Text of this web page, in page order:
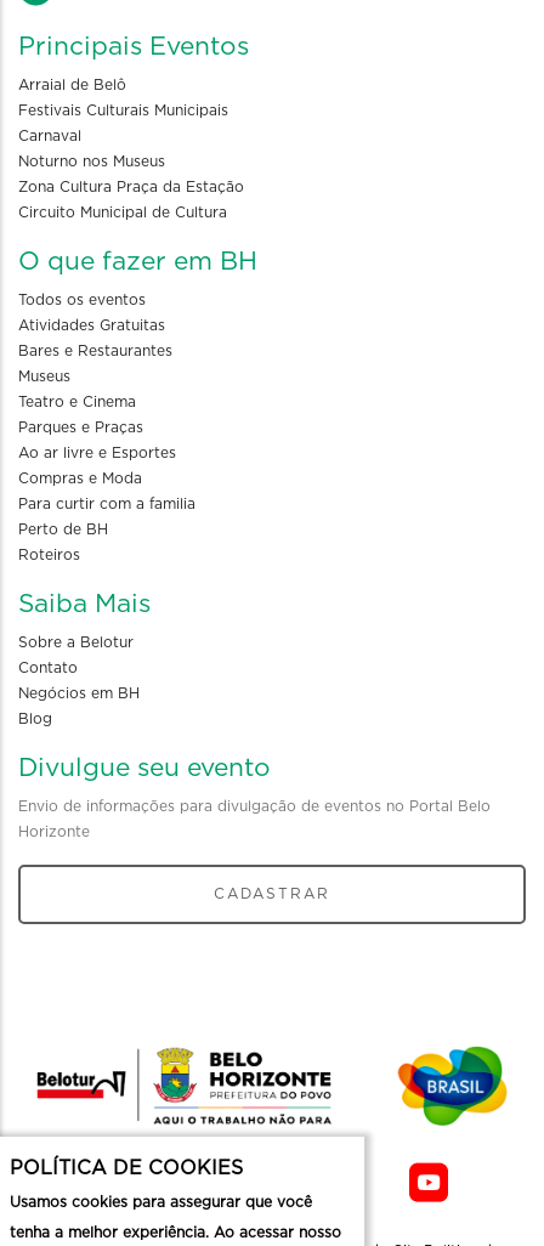
Principais Eventos
Arraial de Belô
Festivais Culturais Municipais
Carnaval
Noturno nos Museus
Zona Cultura Praça da Estação
Circuito Municipal de Cultura
O que fazer em BH
Todos os eventos
Atividades Gratuitas
Bares e Restaurantes
Museus
Teatro e Cinema
Parques e Praças
Ao ar livre e Esportes
Compras e Moda
Para curtir com a familia
Perto de BH
Roteiros
Saiba Mais
Sobre a Belotur
Contato
Negócios em BH
Blog
Divulgue seu evento
Envio de informações para divulgação de eventos no Portal Belo
Horizonte
CADASTRAR
POLÍTICA DE COOKIES
Usamos cookies para assegurar que você
tenha a melhor experiência. Ao acessar nosso